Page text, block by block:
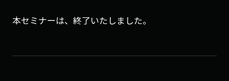
本セミナーは、終了いたしました。